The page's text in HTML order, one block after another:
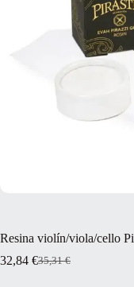
Resina violín/viola/cello
35,31€
El
32,84 €El